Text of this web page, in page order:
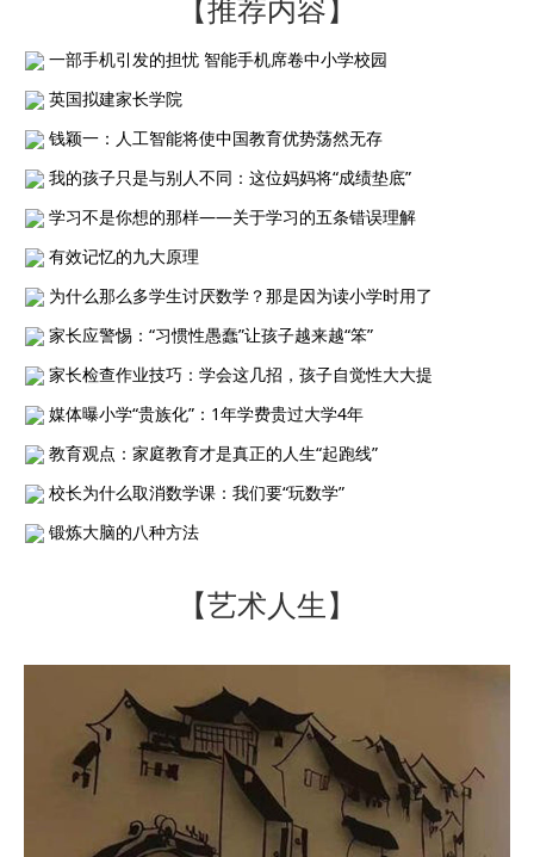
【推荐内容】
一部手机引发的担忧 智能手机席卷中小学校园
英国拟建家长学院
钱颖一：人工智能将使中国教育优势荡然无存
我的孩子只是与别人不同：这位妈妈将“成绩垫底”
学习不是你想的那样——关于学习的五条错误理解
有效记忆的九大原理
为什么那么多学生讨厌数学？那是因为读小学时用了
家长应警惕：“习惯性愚蠢”让孩子越来越“笨”
家长检查作业技巧：学会这几招，孩子自觉性大大提
媒体曝小学“贵族化”：1年学费贵过大学4年
教育观点：家庭教育才是真正的人生“起跑线”
校长为什么取消数学课：我们要“玩数学”
锻炼大脑的八种方法
【艺术人生】